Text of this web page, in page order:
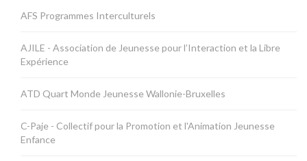
AFS Programmes Interculturels
AJILE - Association de Jeunesse pour l’Interaction et la Libre
Expérience
ATD Quart Monde Jeunesse Wallonie-Bruxelles
C-Paje - Collectif pour la Promotion et l'Animation Jeunesse
Enfance